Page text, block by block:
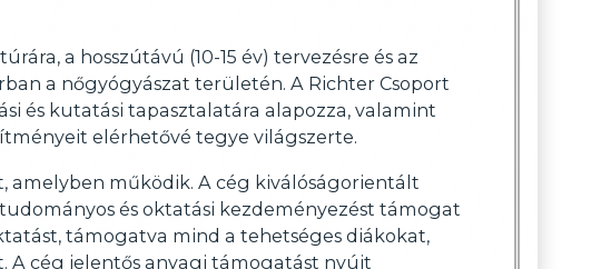
a hosszútávú (10-15 év) tervezésre és az
a nőgyógyászat területén. A Richter Csoport
és kutatási tapasztalatára alapozza, valamint
elérhetővé tegye világszerte.
amelyben működik. A cég kiválóságorientált
és oktatási kezdeményezést támogat
támogatva mind a tehetséges diákokat,
cég jelentős anyagi támogatást nyújt